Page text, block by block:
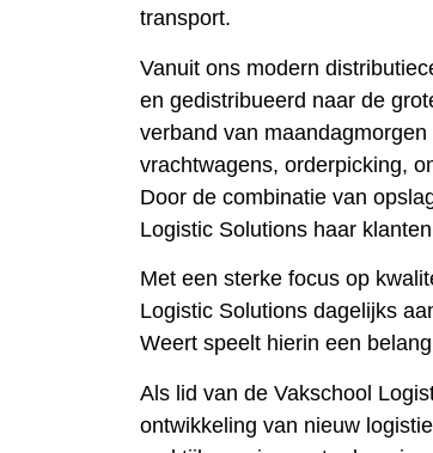
transport.
Vanuit ons modern
en gedistribueerd naar de
verband van
vrachtwagens, orderpicking,
Door de combinatie van
Logistic Solutions haar
Met een sterke focus op
Logistic Solutions dagelijks
Weert speelt hierin een
Als lid van deVakschool
ontwikkeling van nieuw